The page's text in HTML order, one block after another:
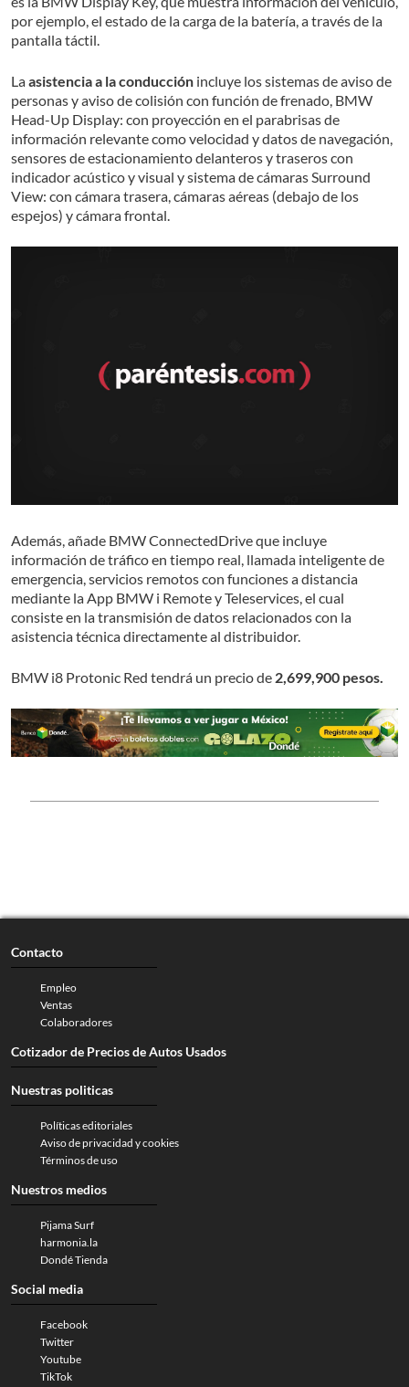
por ejemplo, el estado de la carga de la batería, a través de la
pantalla táctil.
Laasistencia a la conducción incluye los sistemas de aviso de
personas y aviso de colisión con función de frenado, BMW
Head-Up Display: con proyección en el parabrisas de
información relevante como velocidad y datos de navegación,
sensores de estacionamiento delanteros y traseros con
indicador acústico y visual y sistema de cámaras Surround
View: con cámara trasera, cámaras aéreas (debajo de los
espejos) y cámara frontal.
Además, añade BMW ConnectedDrive que incluye
información de tráfico en tiempo real, llamada inteligente de
emergencia, servicios remotos con funciones a distancia
mediante la App BMW i Remote y Teleservices, el cual
consiste en la transmisión de datos relacionados con la
asistencia técnica directamente al distribuidor.
BMW i8 Protonic Red tendrá un precio de 2,699,900 pesos.
Contacto
Empleo
Ventas
Colaboradores
Cotizador de Precios de Autos Usados
Nuestras politicas
Políticas editoriales
Aviso de privacidad y cookies
Términos de uso
Nuestros medios
Pijama Surf
harmonia.la
Dondé Tienda
Social media
Facebook
Twitter
Youtube
TikTok